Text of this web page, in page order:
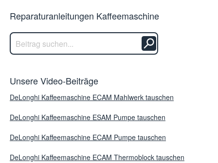
Reparaturanleitungen Kaffeemaschine
Unsere Video-Beiträge
DeLonghi Kaffeemaschine ECAM Mahlwerk tauschen
DeLonghi Kaffeemaschine ESAM Pumpe tauschen
DeLonghi Kaffeemaschine ECAM Pumpe tauschen
DeLonghi Kaffeemaschine ECAM Thermoblock tauschen